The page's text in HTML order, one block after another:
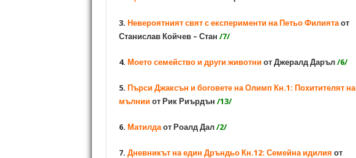
3. Невероятният свят с експерименти на Петьо Филиятаот
Станислав Койчев – Стан /7/
4. Моето семейство и други животниот Джералд Даръл /6/
5. Пърси Джаксън и боговете на Олимп Кн.1: Похитителят на
мълнииот Рик Риърдън /13/
6. Матилдаот Роалд Дал /2/
7. Дневникът на един Дръндьо Кн.12: Семейна идилия от